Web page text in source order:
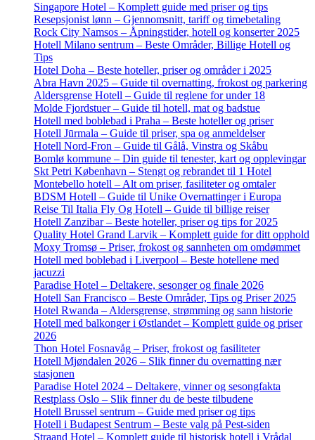
Singapore Hotel – Komplett guide med priser og tips
Resepsjonist lønn – Gjennomsnitt, tariff og timebetaling
Rock City Namsos – Åpningstider, hotell og konserter 2025
Hotell Milano sentrum – Beste Områder, Billige Hotell og
Tips
Hotel Doha – Beste hoteller, priser og områder i 2025
Abra Havn 2025 – Guide til overnatting, frokost og parkering
Aldersgrense Hotell – Guide til reglene for under 18
Molde Fjordstuer – Guide til hotell, mat og badstue
Hotell med boblebad i Praha – Beste hoteller og priser
Hotell Jūrmala – Guide til priser, spa og anmeldelser
Hotell Nord-Fron – Guide til Gålå, Vinstra og Skåbu
Bomlø kommune – Din guide til tenester, kart og opplevingar
Skt Petri København – Stengt og rebrandet til 1 Hotel
Montebello hotell – Alt om priser, fasiliteter og omtaler
BDSM Hotell – Guide til Unike Overnattinger i Europa
Reise Til Italia Fly Og Hotell – Guide til billige reiser
Hotell Zanzibar – Beste hoteller, priser og tips for 2025
Quality Hotel Grand Larvik – Komplett guide for ditt opphold
Moxy Tromsø – Priser, frokost og sannheten om omdømmet
Hotell med boblebad i Liverpool – Beste hotellene med
jacuzzi
Paradise Hotel – Deltakere, sesonger og finale 2026
Hotell San Francisco – Beste Områder, Tips og Priser 2025
Hotel Rwanda – Aldersgrense, strømming og sann historie
Hotell med balkonger i Østlandet – Komplett guide og priser
2026
Thon Hotel Fosnavåg – Priser, frokost og fasiliteter
Hotell Mjøndalen 2026 – Slik finner du overnatting nær
stasjonen
Paradise Hotel 2024 – Deltakere, vinner og sesongfakta
Restplass Oslo – Slik finner du de beste tilbudene
Hotell Brussel sentrum – Guide med priser og tips
Hotell i Budapest Sentrum – Beste valg på Pest-siden
Straand Hotel – Komplett guide til historisk hotell i Vrådal